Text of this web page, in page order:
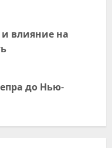
и влияние на
до Нью-